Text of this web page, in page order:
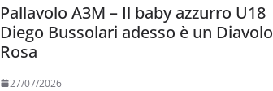
Pallavolo A3M – Il baby azzurro U18
Diego Bussolari adesso è un Diavolo
Rosa
27/07/2026